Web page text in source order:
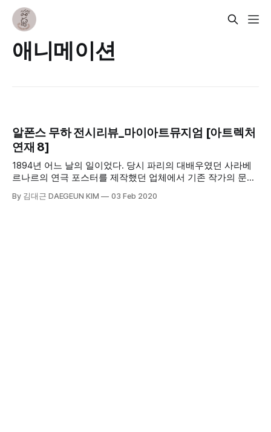
애니메이션
알폰스 무하 전시리뷰_마이아트뮤지엄 [아트렉처
연재 8]
1894년 어느 날의 일이었다. 당시 파리의 대배우였던 사라베
르나르의 연극 포스터를 제작했던 업체에서 기존 작가의 문제
회를 잡은 것이었다. 그것은 곧 파리 시내를 떠들썩하게 만들
By 김대근 DAEGEUN KIM 03 Feb 2020